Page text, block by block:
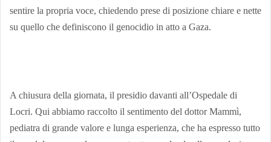
sentire la propria voce, chiedendo prese di posizione chiare e nette
su quello che definiscono il genocidio in atto a Gaza.
A chiusura della giornata, il presidio davanti all’Ospedale di
Locri. Qui abbiamo raccolto il sentimento del dottor Mammì,
pediatra di grande valore e lunga esperienza, che ha espresso tutto